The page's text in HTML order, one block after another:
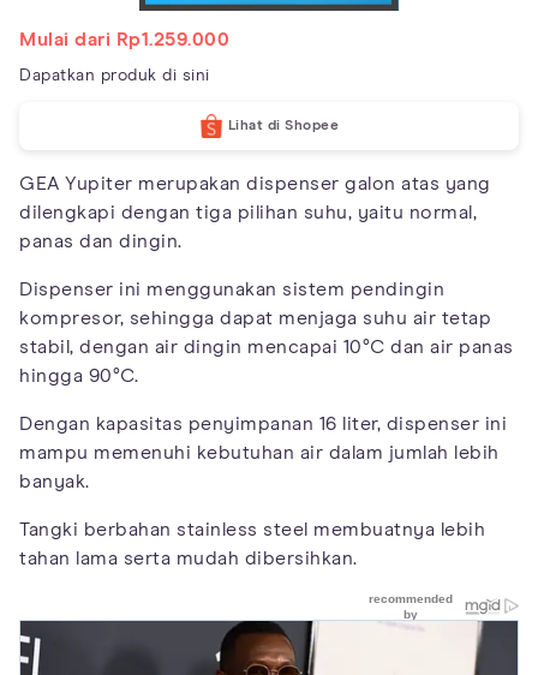
Mulai dari Rp1.259.000
Dapatkan produk di sini
Lihat di Shopee
GEA Yupiter merupakan dispenser galon atas yang
dilengkapi dengan tiga pilihan suhu, yaitu normal,
panas dan dingin.
Dispenser ini menggunakan sistem pendingin
kompresor, sehingga dapat menjaga suhu air tetap
stabil, dengan air dingin mencapai 10°C dan air panas
hingga 90°C.
Dengan kapasitas penyimpanan 16 liter, dispenser ini
mampu memenuhi kebutuhan air dalam jumlah lebih
banyak.
Tangki berbahan stainless steel membuatnya lebih
tahan lama serta mudah dibersihkan.